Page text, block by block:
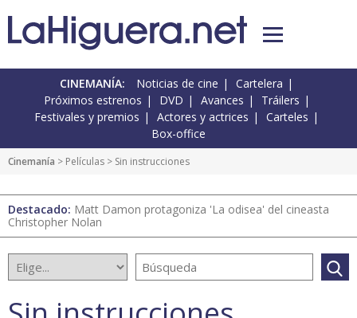
CINEMANÍA: Noticias de cine
Cartelera
Próximos estrenos
DVD Avances
Tráilers
Festivales y premios
Actores y actrices
Carteles
Box-office
Cinemanía > Películas > Sin instrucciones
Destacado: Matt Damon protagoniza 'La odisea' del cineasta
Christopher Nolan